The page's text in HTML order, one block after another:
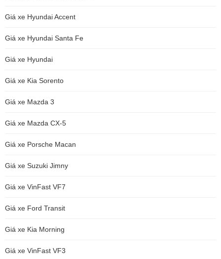
Giá xe Hyundai Accent
Giá xe Hyundai Santa Fe
Giá xe Hyundai
Giá xe Kia Sorento
Giá xe Mazda 3
Giá xe Mazda CX-5
Giá xe Porsche Macan
Giá xe Suzuki Jimny
Giá xe VinFast VF7
Giá xe Ford Transit
Giá xe Kia Morning
Giá xe VinFast VF3